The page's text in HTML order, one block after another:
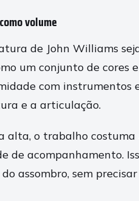
volume
de John Williams
um conjunto de cores
com instrumentos
e a articulação.
alta, o trabalho
de acompanhamento.
assombro, sem